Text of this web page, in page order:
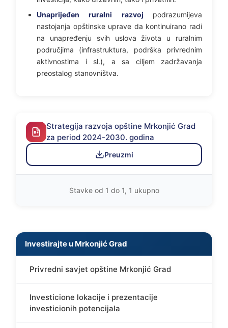
Unaprijeđen ruralni razvoj podrazumijeva
nastojanja opštinske uprave da kontinuirano radi
na unapređenju svih uslova života u ruralnim
područjima (infrastruktura, podrška privrednim
aktivnostima i sl.), a sa ciljem zadržavanja
preostalog stanovništva.
Strategija razvoja opštine Mrkonjić Grad
za period 2024-2030. godina
Preuzmi
Stavke od 1 do 1, 1 ukupno
Investirajte u Mrkonjić Grad
Privredni savjet opštine Mrkonjić Grad
Investicione lokacije i prezentacije
investicionih potencijala